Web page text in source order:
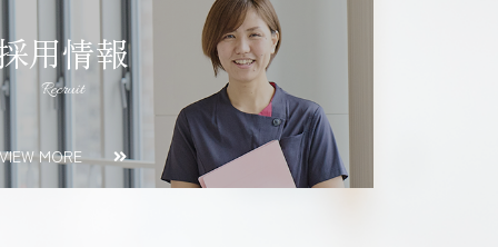
用情報
Recruit
MORE